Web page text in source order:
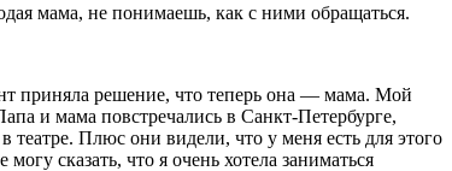
мама, не понимаешь, как с ними обращаться.
приняла решение, что теперь она — мама. Мой
и мама повстречались в Санкт-Петербурге,
театре. Плюс они видели, что у меня есть для этого
сказать, что я очень хотела заниматься